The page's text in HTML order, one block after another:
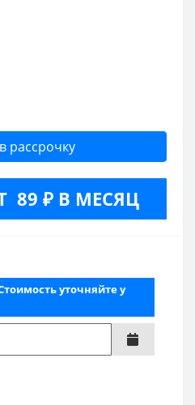
рассрочку
89 ₽ В МЕСЯЦ
уточняйте у